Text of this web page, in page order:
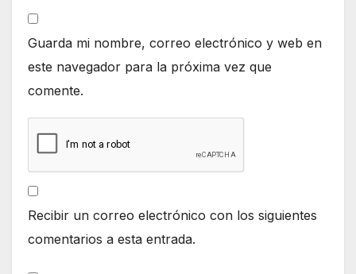
Guarda mi nombre, correo electrónico y web en
este navegador para la próxima vez que
comente.
Recibir un correo electrónico con los siguientes
comentarios a esta entrada.